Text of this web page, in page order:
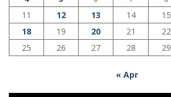
11
12 13 14 15
18
19 20 21 22
25
26 27 28 29
« Apr